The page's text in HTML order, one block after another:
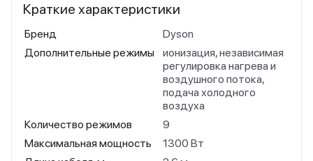
Краткие характеристики
Бренд
Dyson
Дополнительные режимы
ионизация, независимая
регулировка нагрева и
воздушного потока,
подача холодного
воздуха
Количество режимов
9
Максимальная мощность
1300 Вт